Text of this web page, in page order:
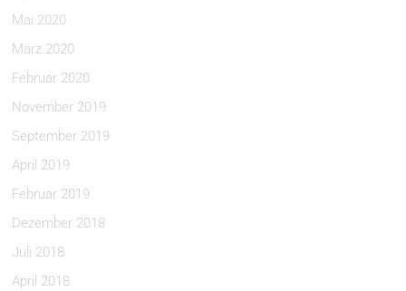
Mai 2020
März 2020
Februar 2020
November 2019
September 2019
April 2019
Februar 2019
Dezember 2018
Juli 2018
April 2018